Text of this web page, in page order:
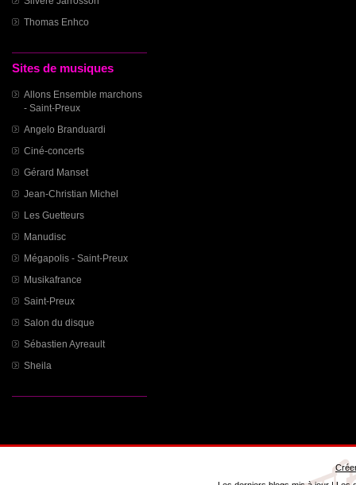
Thomas Enhco
Sites de musiques
Allons Ensemble marchons
- Saint-Preux
Angelo Branduardi
Ciné-concerts
Gérard Manset
Jean-Christian Michel
Les Guetteurs
Manudisc
Mégapolis - Saint-Preux
Musikafrance
Saint-Preux
Salon du disque
Sébastien Ayreault
Sheila